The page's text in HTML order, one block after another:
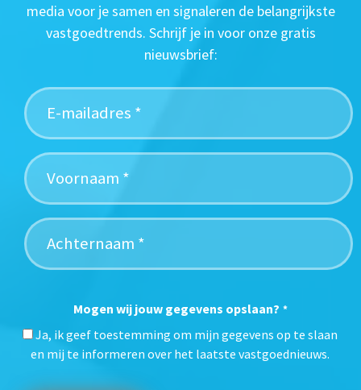
media voor je samen en signaleren de belangrijkste
vastgoedtrends. Schrijf je in voor onze gratis
nieuwsbrief:
Mogen wij jouw gegevens opslaan? *
Ja, ik geef toestemming om mijn gegevens op te slaan
en mij te informeren over het laatste vastgoednieuws.